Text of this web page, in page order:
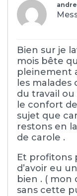
andre
Bien sur je
mois bête
pleinement
les malades
du travail
le confort de
sujet que
restons en
de carole .
Et profitons
d’avoir eu
bien . ( mon
sans cette